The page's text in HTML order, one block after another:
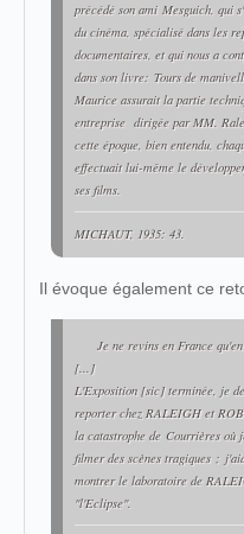
précédé son ami Mesguich, qui
du cinéma, spécialisé dans les
documentaires, et qui nous a
dans son livre: Tours de
Maurice assurait la partie
entreprise dirigée par MM.
cette époque, bien entendu,
effectuait lui-même le
ses films.
MICHAUT, 1935: 43.
Il évoque également ce
Je ne revins en France
[...]
L'Exposition [sic] terminée, je
reporter chez RALEIGH et
la catastrophe de Courrières où
filmer des scènes tragiques ;
montrer le laboratoire de
"l'Eclipse".